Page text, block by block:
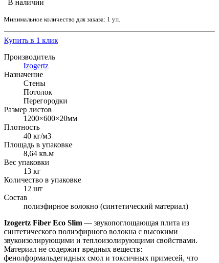
В наличии
Минимальное количество для заказа: 1 уп.
Купить в 1 клик
Производитель
Izogertz
Назначение
Стены
Потолок
Перегородки
Размер листов
1200×600×20мм
Плотность
40 кг/м3
Площадь в упаковке
8,64 кв.м
Вес упаковки
13 кг
Количество в упаковке
12 шт
Состав
полиэфирное волокно (синтетический материал)
Izogertz Fiber Eco Slim — звукопоглощающая плита из
синтетического полиэфирного волокна с высокими
звукоизолирующими и теплоизолирующими свойствами.
Материал не содержит вредных веществ:
фенолформальдегидных смол и токсичных примесей, что